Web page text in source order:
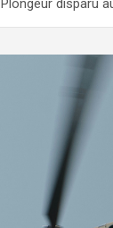
Plongeur disparu